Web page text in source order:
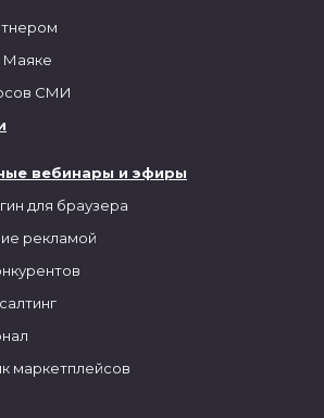
вебинары и эфиры
для браузера
рекламой
маркетплейсов
Маяке
СМИ